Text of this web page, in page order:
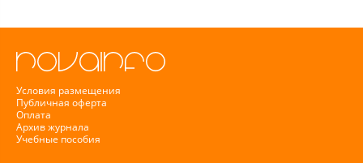
Условия размещения
Публичная оферта
Оплата
Архив журнала
Учебные пособия